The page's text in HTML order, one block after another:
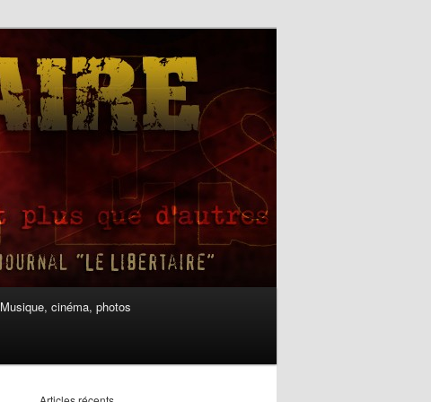
Musique, cinéma, photos